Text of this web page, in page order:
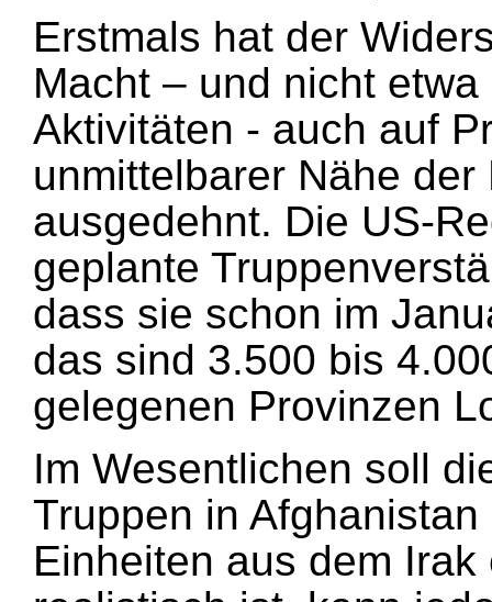
Erstmals hat der
Macht – und nicht
Aktivitäten - auch auf
unmittelbarer Nähe
ausgedehnt. Die US-
geplante
dass sie schon im
das sind 3.500 bis
gelegenen Provinzen
Im Wesentlichen soll
Truppen in
Einheiten aus dem